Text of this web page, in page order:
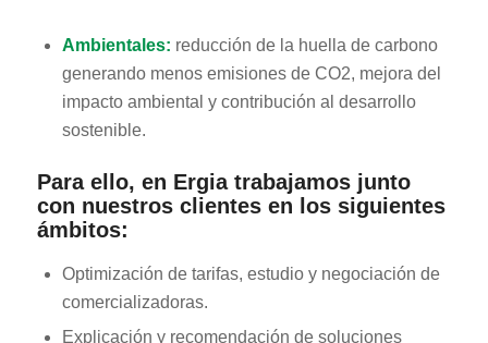
Ambientales: reducción de la huella de carbono
generando menos emisiones de CO2, mejora del
impacto ambiental y contribución al desarrollo
sostenible.
Para ello, en Ergia trabajamos junto
con nuestros clientes en los siguientes
ámbitos:
Optimización de tarifas, estudio y negociación de
comercializadoras.
Explicación y recomendación de soluciones